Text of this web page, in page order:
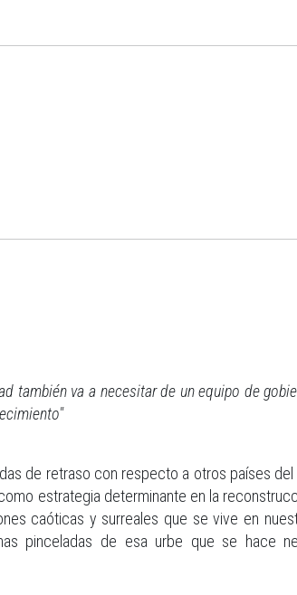
también va a necesitar de un equipo de
de retraso con respecto a otros países
estrategia determinante en la
caóticas y surreales que se vive en
pinceladas de esa urbe que se hace